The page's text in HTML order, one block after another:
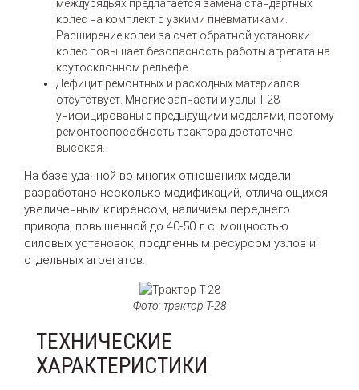
междурядьях предлагается замена стандартных
колес на комплект с узкими пневматиками.
Расширение колеи за счет обратной установки
колес повышает безопасность работы агрегата на
крутосклонном рельефе.
Дефицит ремонтных и расходных материалов
отсутствует. Многие запчасти и узлы Т-28
унифицированы с предыдущими моделями, поэтому
ремонтоспособность трактора достаточно
высокая.
На базе удачной во многих отношениях модели
разработано несколько модификаций, отличающихся
увеличенным клиренсом, наличием переднего
привода, повышенной до 40-50 л.с. мощностью
силовых установок, продленным ресурсом узлов и
отдельных агрегатов.
Фото: трактор Т-28
ТЕХНИЧЕСКИЕ
ХАРАКТЕРИСТИКИ